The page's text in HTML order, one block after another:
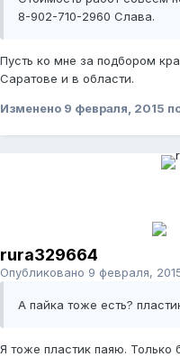
8-902-710-2960 Слава.
Пусть ко мне за подбором
Саратове и в области.
Изменено 9 февраля, 2015
rura329664
Опубликовано 9 февраля,
А пайка тоже есть?
Я тоже пластик паяю. Только